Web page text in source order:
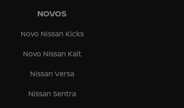
NOVOS
Novo Nissan Kicks
Novo Nissan Kait
Nissan Versa
Nissan Sentra